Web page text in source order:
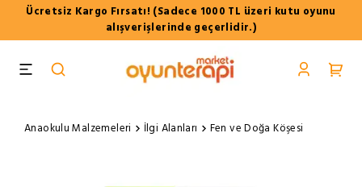
Ücretsiz Kargo Fırsatı! (Sadece 1000 TL üzeri kutu oyunu
alışverişlerinde geçerlidir.)
Anaokulu Malzemeleri İlgi Alanları Fen ve Doğa Köşesi